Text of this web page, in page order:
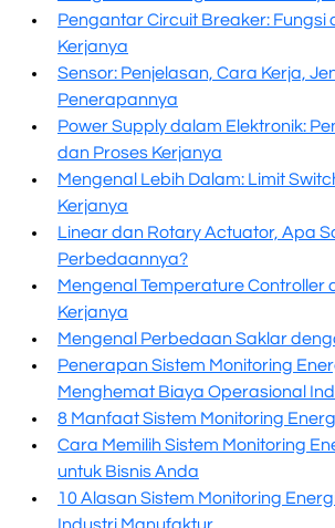
Pengantar Circuit Breaker: Fungsi
Kerjanya
Sensor: Penjelasan, Cara Kerja,
Penerapannya
Power Supply dalam Elektronik:
dan Proses Kerjanya
Mengenal Lebih Dalam: Limit
Kerjanya
Linear dan Rotary Actuator, Apa
Perbedaannya?
Mengenal Temperature Controller
Kerjanya
Mengenal Perbedaan Saklar
Penerapan Sistem Monitoring
Menghemat Biaya Operasional
8 Manfaat Sistem Monitoring
Cara Memilih Sistem Monitoring
untuk Bisnis Anda
10 Alasan Sistem Monitoring